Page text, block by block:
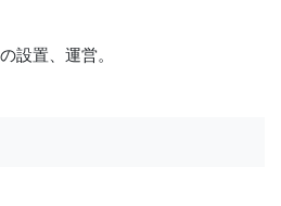
の設置、運営。